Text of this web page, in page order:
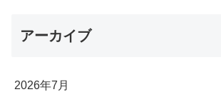
アーカイブ
2026年7月